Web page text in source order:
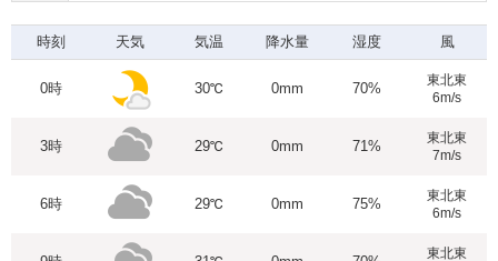
時刻 天気 気温 降水量 湿度 風
0時 30℃ 0mm 70%
東北東
6m/s
3時 29℃ 0mm 71%
東北東
7m/s
6時 29℃ 0mm 75%
東北東
6m/s
東北東